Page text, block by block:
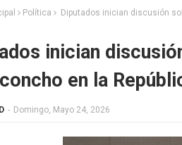
Política
Diputados inician discusión
inician
en la
- Domingo, Mayo 24, 2026